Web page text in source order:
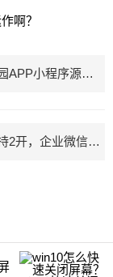
啊？
码开发制作，如何运
CRM源码交付，企微管